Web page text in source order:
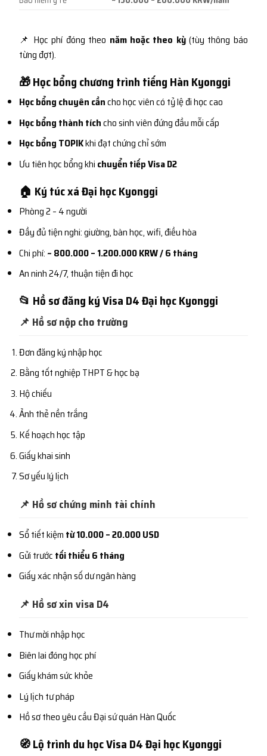
📌 Học phí đóng theo năm hoặc theo kỳ(tùy thông báo
từng đợt).
🎁 Học bổng chương trình tiếng Hàn Kyonggi
Học bổng chuyên cầncho học viên có tỷ lệ đi học cao
Học bổng thành tíchcho sinh viên đứng đầu mỗi cấp
Học bổng TOPIKkhi đạt chứng chỉ sớm
Ưu tiên học bổng khi chuyển tiếp Visa D2
🏠 Ký túc xá Đại học Kyonggi
Phòng 2 – 4 người
Đầy đủ tiện nghi: giường, bàn học, wifi, điều hòa
Chi phí: ~ 800.000 – 1.200.000 KRW / 6 tháng
An ninh 24/7, thuận tiện đi học
📂 Hồ sơ đăng ký Visa D4 Đại học Kyonggi
📌 Hồ sơ nộp cho trường
Đơn đăng ký nhập học
Bằng tốt nghiệp THPT & học bạ
Hộ chiếu
Ảnh thẻ nền trắng
Kế hoạch học tập
Giấy khai sinh
Sơ yếu lý lịch
📌 Hồ sơ chứng minh tài chính
Sổ tiết kiệm từ 10.000 – 20.000 USD
Gửi trước tối thiểu 6 tháng
Giấy xác nhận số dư ngân hàng
📌 Hồ sơ xin visa D4
Thư mời nhập học
Biên lai đóng học phí
Giấy khám sức khỏe
Lý lịch tư pháp
Hồ sơ theo yêu cầu Đại sứ quán Hàn Quốc
🧭 Lộ trình du học Visa D4 Đại học Kyonggi